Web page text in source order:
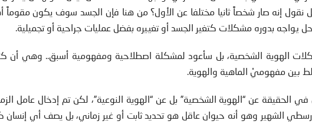
نقول إنه صار شخصاً ثانيا مختلفا عن الأول؟ من هنا فإن الجسد سوف يكون مقوماً
يواجه بدوره مشكلات كتغير الجسد أو تغييره بفضل عمليات جراحية أو تجميلية.
الهوية الشخصية، بل سأعود لمشكلة اصطلاحية ومفهومية أسبق.. وهي أن
بين مفهوميْ الماهية والهوية.
الحقيقة عن “الهوية الشخصية” بل عن “الهوية النوعية”، لكن تم إدخال عامل
الشهير وهو أنه حيوان عاقل هو تحديد ثابت أو غير زماني، بل يصف أي إنسان